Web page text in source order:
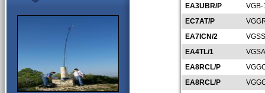
EA3UBR/P
EC7AT/P
EA7ICN/2
EA4TL/1
EA8RCL/P
EA8RCL/P